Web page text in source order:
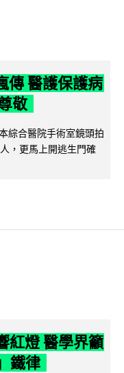
傳 醫護保護病
敬
綜合醫院手術室鏡頭拍
，更馬上開逃生門確
紅燈 醫學界籲
鐵律